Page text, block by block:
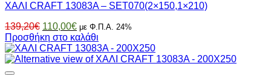
ΧΑΛΙ CRAFT 13083A – SET070(2×150,1×210)
139,20€ Original
price
was:
139,20€.
110,00€Η
τρέχουσα
τιμή
είναι:
με Φ.Π.Α. 24%
Προσθήκη στο καλάθι